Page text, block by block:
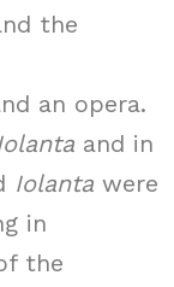
the
an opera.
and in
Iolanta were
in
the